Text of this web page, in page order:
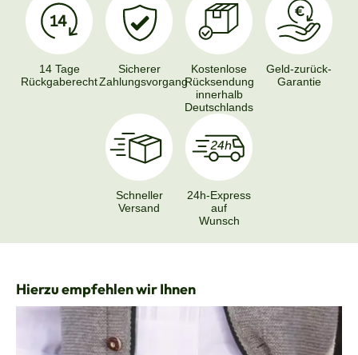
14 Tage
Rückgaberecht
Sicherer
Zahlungsvorgang
Kostenlose
Rücksendung
innerhalb
Deutschlands
Geld-zurück-
Garantie
Schneller
Versand
24h-Express
auf
Wunsch
Produktgalerie überspringen
Hierzu empfehlen wir Ihnen